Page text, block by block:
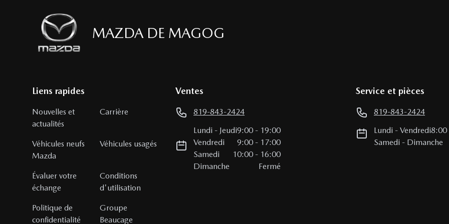
MAZDA DE MAGOG
Liens rapides
Nouvelles et
actualités
Carrière
Véhicules neufs
Mazda
Véhicules usagés
Évaluer votre
échange
Conditions
d'utilisation
Politique de
confidentialité
Groupe
Beaucage
Ventes
819-843-2424
Lundi - Jeudi9:00 - 19:00
Vendredi
9:00 - 17:00
Samedi
10:00 - 16:00
Dimanche
Fermé
Service et pièces
819-843-2424
Lundi -Vendredi8:00
Samedi - Dimanche